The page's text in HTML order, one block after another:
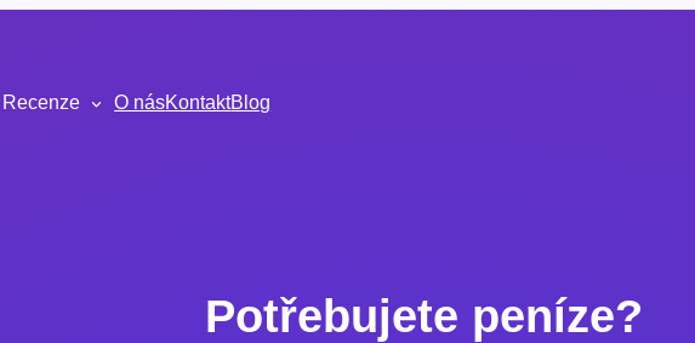
Recenze O násKontaktBlog
Potřebujete peníze?